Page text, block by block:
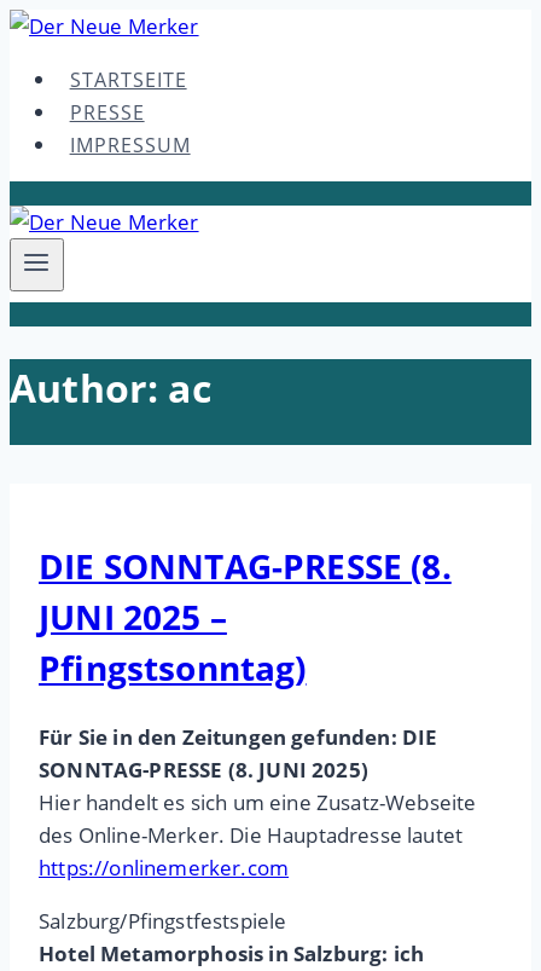
Skip
contentSTARTSEITE
PRESSE
IMPRESSUM
Author: ac
DIE SONNTAG-PRESSE (8.
JUNI 2025 –
Pfingstsonntag)
Für Sie in den Zeitungen gefunden: DIE
SONNTAG-PRESSE (8. JUNI 2025)
Hier handelt es sich um eine Zusatz-Webseite
des Online-Merker. Die Hauptadresse lautet
https://onlinemerker.com
Salzburg/Pfingstfestspiele
Hotel Metamorphosis in Salzburg: ich